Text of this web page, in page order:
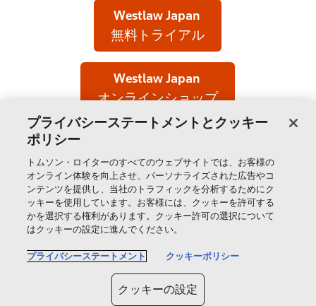
Westlaw Japan
無料トライアル
Westlaw Japan
オンラインショップ
製品＆サービス
サポート
トムソン・ロイターについて
プライバシーステートメントとクッキー
ポリシー
トムソン・ロイターのすべてのウェブサイトでは、お客様の
オンライン体験を向上させ、パーソナライズされた広告やコ
ンテンツを提供し、当社のトラフィックを分析するためにク
ッキーを使用しています。お客様には、クッキーを許可する
かを選択する権利があります。クッキー許可の選択について
はクッキーの設定に進んでください。
プライバシーステートメント クッキーポリシー
クッキーの設定